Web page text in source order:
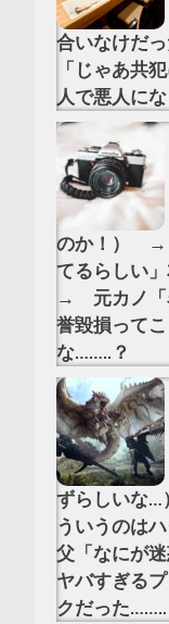
合いなけだ
「じゃあ共
人で悪人に
のか！） →
てるらしい
→ 元カノ「
誉毀損って
な……..？
ずらしいな
ういうのは
父「なにが
ヤバすぎる
クだった……..